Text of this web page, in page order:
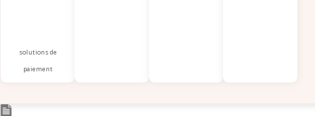
solutions de
paiement